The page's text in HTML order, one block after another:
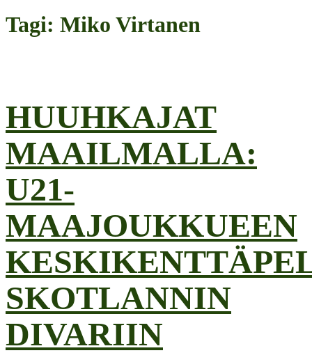
Tagi: Miko Virtanen
HUUHKAJAT
MAAILMALLA:
U21-
MAAJOUKKUEEN
SKOTLANNIN
DIVARIIN